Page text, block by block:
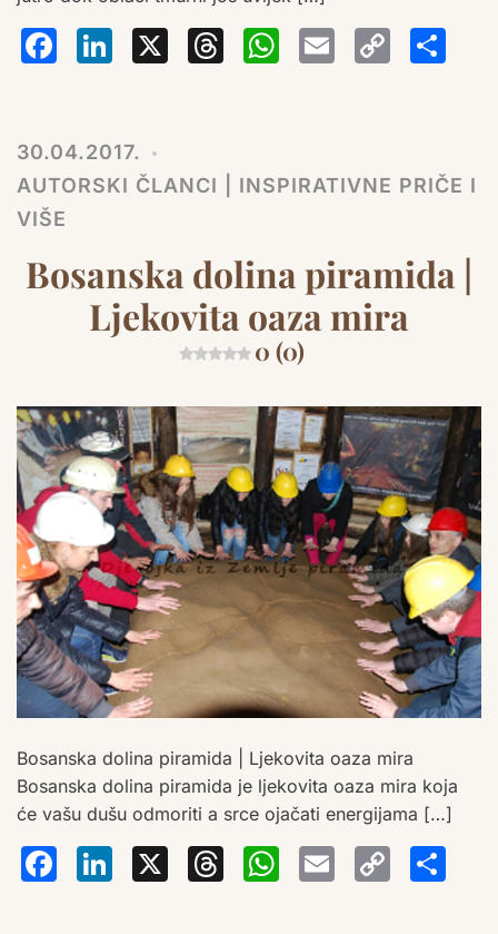
Facebook
LinkedIn
X Threads
Email
30.04.2017.
AUTORSKI ČLANCI | INSPIRATIVNE PRIČE I
VIŠE
Bosanska dolina piramida |
Ljekovita oaza mira
0 (0)
Bosanska dolina piramida | Ljekovita oaza mira
Bosanska dolina piramida je ljekovita oaza mira koja
će vašu dušu odmoriti a srce ojačati energijama […]
Facebook
LinkedIn
X Threads
Email